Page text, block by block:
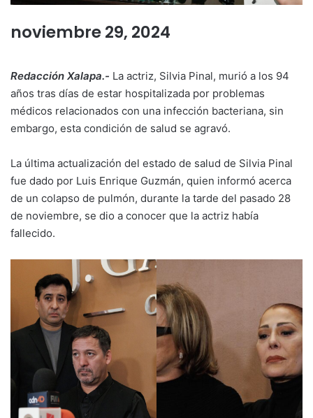
noviembre 29, 2024
Redacción Xalapa.- La actriz, Silvia Pinal, murió a los 94
años tras días de estar hospitalizada por problemas
médicos relacionados con una infección bacteriana, sin
embargo, esta condición de salud se agravó.
La última actualización del estado de salud de Silvia Pinal
fue dado por Luis Enrique Guzmán, quien informó acerca
de un colapso de pulmón, durante la tarde del pasado 28
de noviembre, se dio a conocer que la actriz había
fallecido.